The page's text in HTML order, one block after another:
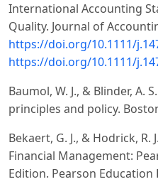
International Accounting
Quality. Journal of
https://doi.org/10.1111/
https://doi.org/10.1111/
Baumol, W. J., & Blinder, A.
principles and policy.
Bekaert, G. J., & Hodrick, R.
Financial Management:
Edition. Pearson Education